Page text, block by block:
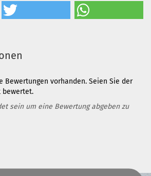
Bewertungen vorhanden. Seien Sie der
bewertet.
sein um eine Bewertung abgeben zu